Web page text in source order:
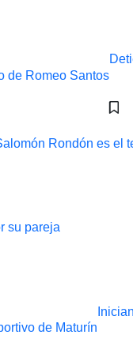
Rondón es el
su pareja